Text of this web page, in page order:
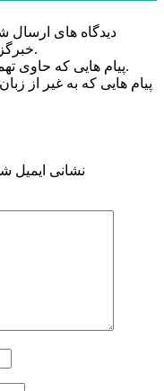
دیدگاه های ارسال
خبرگزاری الف در وب منتشر خواهد شد.
پیام هایی که حاوی تهمت یا افترا باشد منتشر نخواهد شد.
پیام هایی که به غیر از
نشانی ایمیل